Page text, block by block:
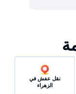
نقل عفش في
الزهراء